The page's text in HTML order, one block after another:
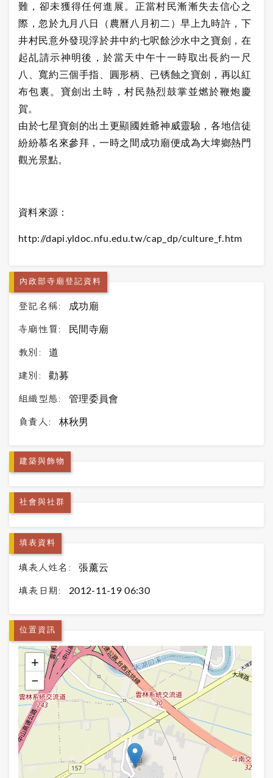
難，卻未獲得任何進展。正當村民漸漸失去信心之
際，忽於九月八日（農曆八月初二）早上九時許，下
井村民意外發現浮於井中約七呎餘沙水中之寶劍，在
起乩請示神明後，於當天中午十一時取出長約一尺
八、寬約三個手指、圓形柄、已锈蝕之寶劍，再以紅
布包裏。寶劍出土時，村民熱烈鼓掌並燃於鞭炮慶
賀。
由於七星寶劍的出土更顯國姓爺神威靈驗，各地信徒
紛紛慕名來參拜，一時之間成功廟便成為大埤鄉熱門
觀光景點。
資料來源：
http://dapi.yldoc.nfu.edu.tw/cap_dp/culture_f.htm
內政部寺廟登記資料
登記名稱: 成功廟
寺廟性質: 民間寺廟
教別: 道
建別: 勸募
組織型態: 管理委員會
負責人: 林秋男
建築與飾物
社會與社群
填表資料
填表人姓名: 張薰云
填表日期: 2012-11-19 06:30
位置資訊
+
−